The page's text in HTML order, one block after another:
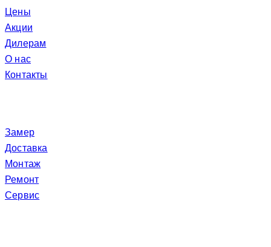
Цены
Акции
Дилерам
О нас
Контакты
Замер
Доставка
Монтаж
Ремонт
Сервис